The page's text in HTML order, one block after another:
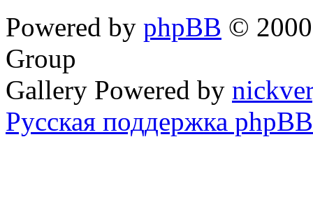
Powered by phpBB ©
Group
Gallery Powered by
Русская поддержка phpBB